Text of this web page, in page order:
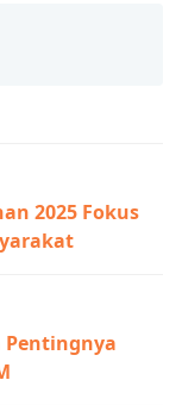
2025 Fokus
Pentingnya